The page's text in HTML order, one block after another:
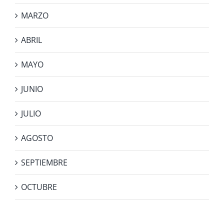
MARZO
ABRIL
MAYO
JUNIO
JULIO
AGOSTO
SEPTIEMBRE
OCTUBRE